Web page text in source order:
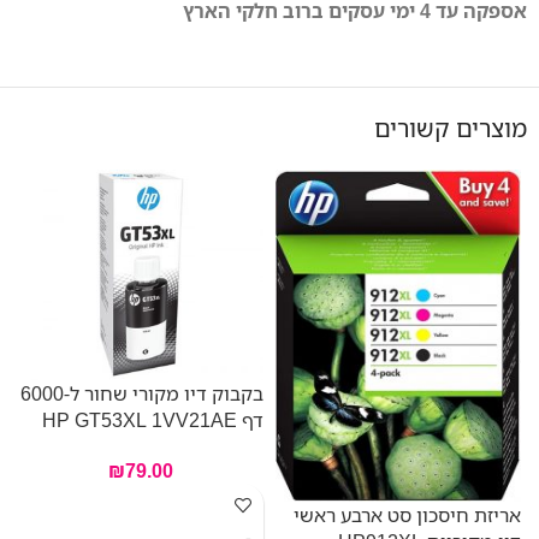
אספקה עד 4 ימי עסקים ברוב חלקי הארץ
מוצרים קשורים
אריזת חיסכון סט ארבע ראשי
בקבוק דיו מקורי שחור ל-6000
דף HP GT53XL 1VV21AE
₪79.00